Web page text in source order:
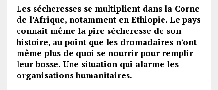
Les sécheresses se multiplient dans la Corne
de l’Afrique, notamment en Ethiopie. Le pays
connait même la pire sécheresse de son
histoire, au point que les dromadaires n’ont
même plus de quoi se nourrir pour remplir
leur bosse. Une situation qui alarme les
organisations humanitaires.